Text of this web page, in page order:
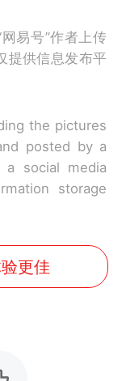
易号”作者上传
提供信息发布平
the pictures
posted by a
social media
storage
更佳